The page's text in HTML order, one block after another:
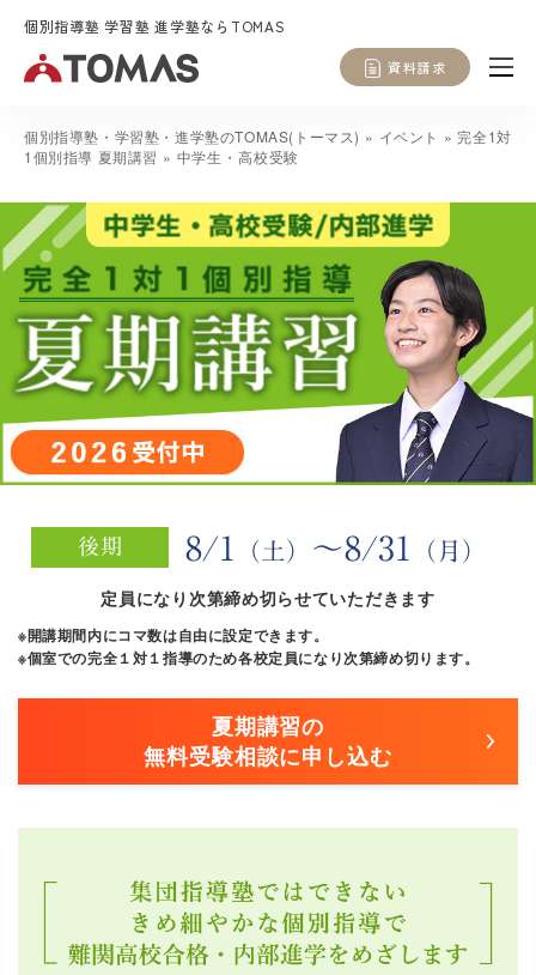
個別指導塾 学習塾 進学塾ならTOMAS
資料請求
個別指導塾・学習塾・進学塾のTOMAS(トーマス) » イベント »完全1対
1個別指導 夏期講習 » 中学生・高校受験
後期 8/1 （土） ～8/31
（月）
定員になり次第締め切らせていただきます
※開講期間内にコマ数は自由に設定できます。
※個室での完全１対１指導のため各校定員になり次第締め切ります。
夏期講習の
無料受験相談に申し込む